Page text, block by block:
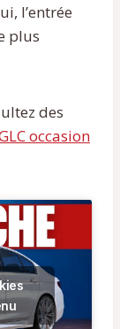
l’entrée
plus
des
occasion